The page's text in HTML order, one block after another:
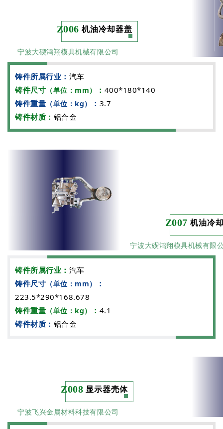
Z006 机油冷却器盖
宁波大碶鸿翔模具机械有限公司
铸件所属行业： 汽车
铸件尺寸 （单位：mm） ： 400*180*140
铸件重量 （单位：kg） ： 3.7
铸件材质： 铝合金
Z007 机油冷
宁波大碶鸿翔模具机械有限
铸件所属行业： 汽车
铸件尺寸 （单位：mm）
：
223.5*290*168.678
铸件重量 （单位：kg） ： 4.1
铸件材质： 铝合金
Z008 显示器壳体
宁波飞兴金属材料科技有限公司